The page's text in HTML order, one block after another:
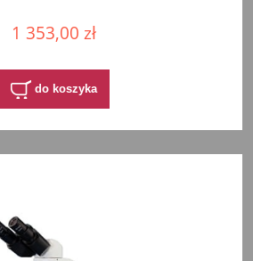
1 353,00 zł
do koszyka